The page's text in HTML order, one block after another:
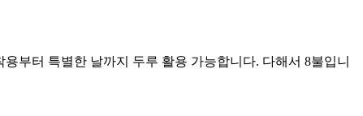
부터 특별한 날까지 두루 활용 가능합니다. 다해서 8불입니